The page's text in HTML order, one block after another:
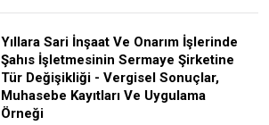
Yıllara Sari İnşaat Ve Onarım İşlerinde
Şahıs İşletmesinin Sermaye Şirketine
Tür Değişikliği - Vergisel Sonuçlar,
Muhasebe Kayıtları Ve Uygulama
Örneği